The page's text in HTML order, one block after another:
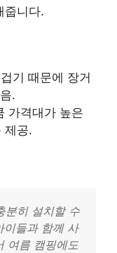
줍니다.
기 때문에 장거
.
가격대가 높은
제공.
분히 설치할 수
이들과 함께 사
여름 캠핑에도